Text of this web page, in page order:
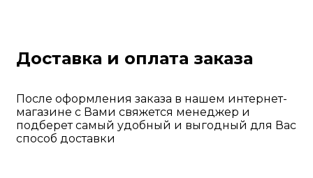
Доставка и оплата заказа
После оформления заказа в нашем интернет-
магазине с Вами свяжется менеджер и
подберет самый удобный и выгодный для Вас
способ доставки